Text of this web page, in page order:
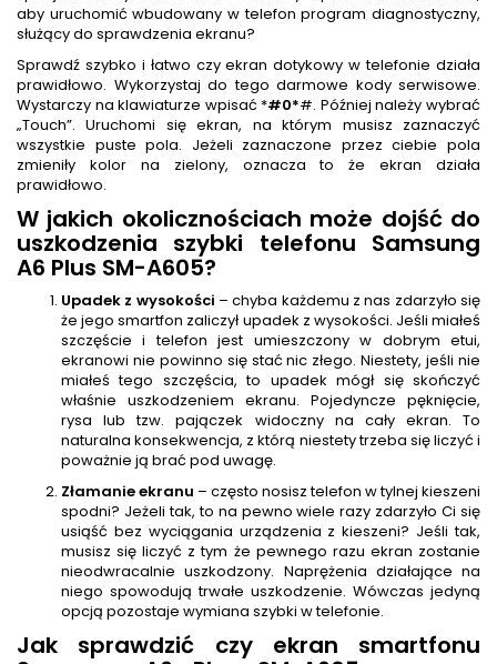
aby uruchomić wbudowany w telefon program diagnostyczny,
służący do sprawdzenia ekranu?
Sprawdź szybko i łatwo czy ekran dotykowy w telefonie działa
prawidłowo. Wykorzystaj do tego darmowe kody serwisowe.
Wystarczy na klawiaturze wpisać *#0*#. Później należy wybrać
„Touch”. Uruchomi się ekran, na którym musisz zaznaczyć
wszystkie puste pola. Jeżeli zaznaczone przez ciebie pola
zmieniły kolor na zielony, oznacza to że ekran działa
prawidłowo.
W jakich okolicznościach może dojść do
uszkodzenia szybki telefonu Samsung
A6 Plus SM-A605?
Upadek z wysokości – chyba każdemu z nas zdarzyło się
że jego smartfon zaliczył upadek z wysokości. Jeśli miałeś
szczęście i telefon jest umieszczony w dobrym etui,
ekranowi nie powinno się stać nic złego. Niestety, jeśli nie
miałeś tego szczęścia, to upadek mógł się skończyć
właśnie uszkodzeniem ekranu. Pojedyncze pęknięcie,
rysa lub tzw. pajączek widoczny na cały ekran. To
naturalna konsekwencja, z którą niestety trzeba się liczyć i
poważnie ją brać pod uwagę.
Złamanie ekranu – często nosisz telefon w tylnej kieszeni
spodni? Jeżeli tak, to na pewno wiele razy zdarzyło Ci się
usiąść bez wyciągania urządzenia z kieszeni? Jeśli tak,
musisz się liczyć z tym że pewnego razu ekran zostanie
nieodwracalnie uszkodzony. Naprężenia działające na
niego spowodują trwałe uszkodzenie. Wówczas jedyną
opcją pozostaje wymiana szybki w telefonie.
Jak sprawdzić czy ekran smartfonu